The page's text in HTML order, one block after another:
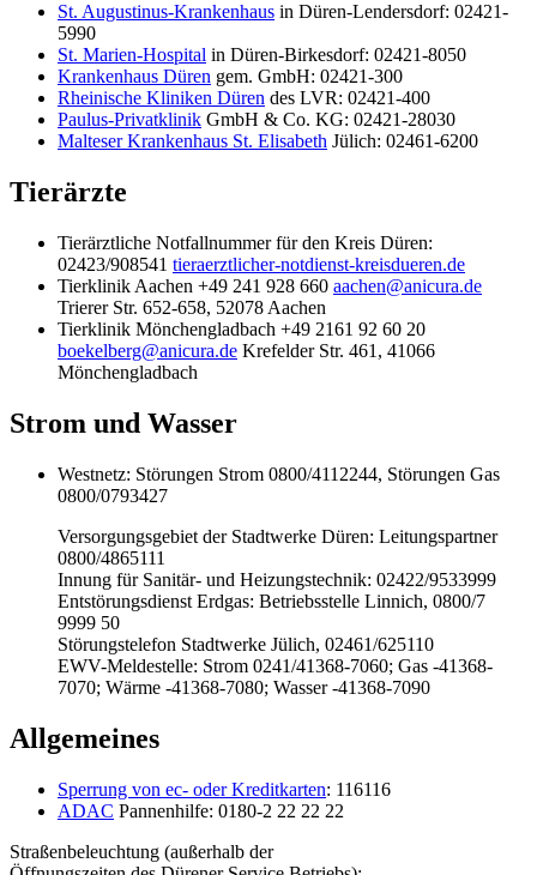
St. Augustinus-Krankenhaus in Düren-Lendersdorf: 02421-
5990
St. Marien-Hospital in Düren-Birkesdorf: 02421-8050
Krankenhaus Düren gem. GmbH: 02421-300
Rheinische Kliniken Düren des LVR: 02421-400
Paulus-Privatklinik GmbH & Co. KG: 02421-28030
Malteser Krankenhaus St. Elisabeth Jülich: 02461-6200
Tierärzte
Tierärztliche Notfallnummer für den Kreis Düren:
02423/908541 tieraerztlicher-notdienst-kreisdueren.de
Tierklinik Aachen +49 241 928 660 aachen@anicura.de
Trierer Str. 652-658, 52078 Aachen
Tierklinik Mönchengladbach +49 2161 92 60 20
boekelberg@anicura.de Krefelder Str. 461, 41066
Mönchengladbach
Strom und Wasser
Westnetz: Störungen Strom 0800/4112244, Störungen Gas
0800/0793427
Versorgungsgebiet der Stadtwerke Düren: Leitungspartner
0800/4865111
Innung für Sanitär- und Heizungstechnik: 02422/9533999
Entstörungsdienst Erdgas: Betriebsstelle Linnich, 0800/7
9999 50
Störungstelefon Stadtwerke Jülich, 02461/625110
EWV-Meldestelle: Strom 0241/41368-7060; Gas -41368-
7070; Wärme -41368-7080; Wasser -41368-7090
Allgemeines
Sperrung von ec- oder Kreditkarten: 116116
ADAC Pannenhilfe: 0180-2 22 22 22
Straßenbeleuchtung (außerhalb der